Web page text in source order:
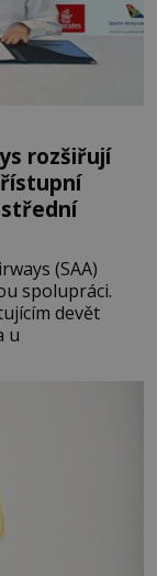
rozšiřují
(SAA)
spolupráci.
devět
u